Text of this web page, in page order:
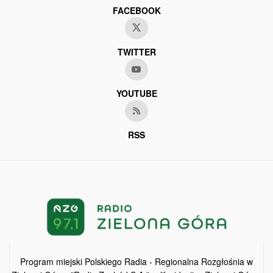
FACEBOOK
TWITTER
YOUTUBE
RSS
Program miejski Polskiego Radia - Regionalna Rozgłośnia w